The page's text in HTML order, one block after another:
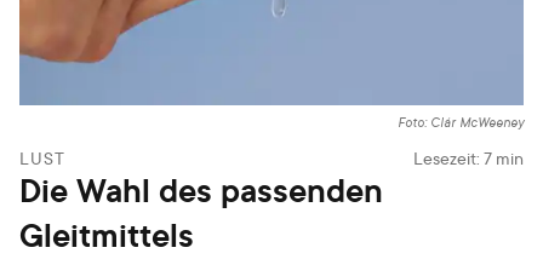
Foto: Clár McWeeney
LUST Lesezeit: 7 min
Die Wahl des passenden
Gleitmittels